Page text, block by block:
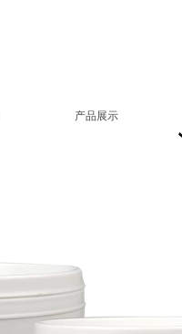
产品展示